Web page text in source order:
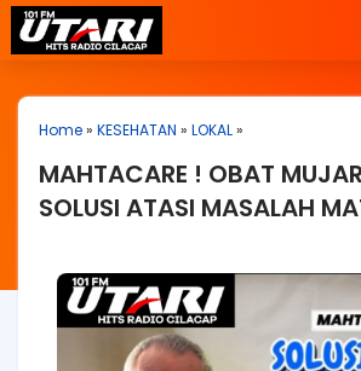
Home» KESEHATAN » LOKAL»
MAHTACARE ! OBAT
SOLUSI ATASI MASALAH